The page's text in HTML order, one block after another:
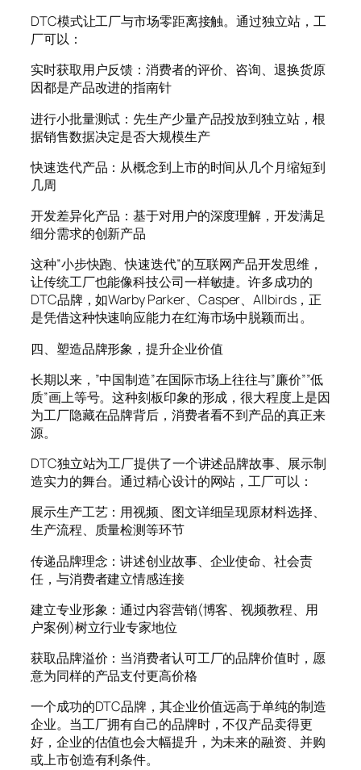
DTC模式让工厂与市场零距离接触。通过独立站，工
厂可以：
实时获取用户反馈：消费者的评价、咨询、退换货原
因都是产品改进的指南针
进行小批量测试：先生产少量产品投放到独立站，根
据销售数据决定是否大规模生产
快速迭代产品：从概念到上市的时间从几个月缩短到
几周
开发差异化产品：基于对用户的深度理解，开发满足
细分需求的创新产品
这种”小步快跑、快速迭代”的互联网产品开发思维，
让传统工厂也能像科技公司一样敏捷。许多成功的
DTC品牌，如Warby Parker、Casper、Allbirds，正
是凭借这种快速响应能力在红海市场中脱颖而出。
四、塑造品牌形象，提升企业价值
长期以来，”中国制造”在国际市场上往往与”廉价””低
质”画上等号。这种刻板印象的形成，很大程度上是因
为工厂隐藏在品牌背后，消费者看不到产品的真正来
源。
DTC独立站为工厂提供了一个讲述品牌故事、展示制
造实力的舞台。通过精心设计的网站，工厂可以：
展示生产工艺：用视频、图文详细呈现原材料选择、
生产流程、质量检测等环节
传递品牌理念：讲述创业故事、企业使命、社会责
任，与消费者建立情感连接
建立专业形象：通过内容营销(博客、视频教程、用
户案例)树立行业专家地位
获取品牌溢价：当消费者认可工厂的品牌价值时，愿
意为同样的产品支付更高价格
一个成功的DTC品牌，其企业价值远高于单纯的制造
企业。当工厂拥有自己的品牌时，不仅产品卖得更
好，企业的估值也会大幅提升，为未来的融资、并购
或上市创造有利条件。